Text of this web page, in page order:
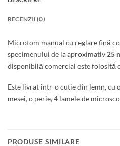
RECENZII (0)
Microtom manual cu reglare fină
specimenului de la aproximativ 25
disponibilă comercial este folosită
Este livrat într-o cutie din lemn, cu
mesei, o perie, 4 lamele de
PRODUSE SIMILARE